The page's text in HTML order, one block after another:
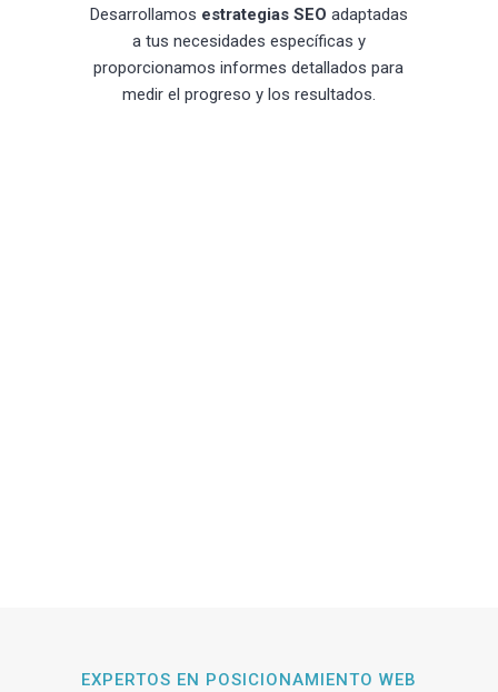
Desarrollamos estrategias SEO adaptadas
a tus necesidades específicas y
proporcionamos informes detallados para
medir el progreso y los resultados.
EXPERTOS EN POSICIONAMIENTO WEB